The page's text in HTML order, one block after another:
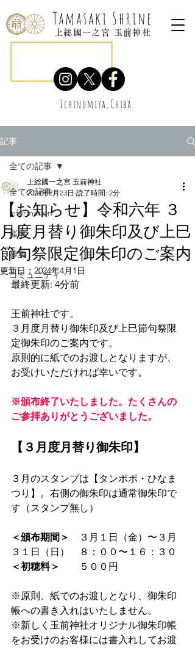
Tamasaki Shrine
上総國一之宮 玉前神社
Ichinomiya,Chiba.
記事
全ての記事
information
催事
募集
コミュニティ
全ての記事
【お知らせ】令和六年 ３
月度月替り御朱印及び上巳
節句祭限定御朱印のご案内
上総國一之宮 玉前神社
2024年2月23日 読了時間: 2分
更新日： 2024年4月1日
最終更新: 4分前
王前神社です。
３月度月替り御朱印及び上巳節句祭限
定御朱印のご案内です。
原則的に紙でのお渡しとなりますが、
お受けいただければ幸いです。
※頒布終了いたしました。たくさんの
ご参拝ありがとうございました。
【３月度月替り御朱印】
３月のスタンプは【タンポポ・ひなま
つり】。右側の御朱印は通常御朱印で
す（スタンプ無し）
＜頒布期間＞
３月１日（金）〜３月
３１日（日）　８：００〜１６：３０⁠
＜初穂料＞
５００円
※原則、紙でのお渡しとなり、御朱印
帳への書き入れはいたしません。
※新しく玉前神社オリジナル御朱印帳
をお受けのお客様には書入れしてお渡